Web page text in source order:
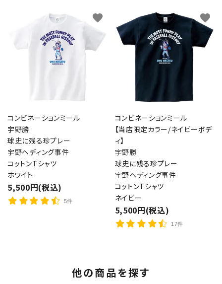
コンビネーションミール
宇野勝
球史に残る珍プレー
宇野ヘディング事件
コットンTシャツ
ホワイト
5,500円(税込)
5件
favorite
コンビネーションミール
【当店限定カラー/ネイビーボデ
ィ】
宇野勝
球史に残る珍プレー
宇野ヘディング事件
コットンTシャツ
ネイビー
5,500円(税込)
17件
favorite
他の商品を探す